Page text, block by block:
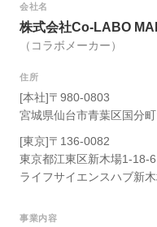
会社名
株式会社Co-LABO
（コラボメーカー）
住所
[本社]〒980-0803
宮城県仙台市青葉区国分
[東京]〒136-0082
東京都江東区新木場1-18-6
ライフサイエンスハブ新
事業内容